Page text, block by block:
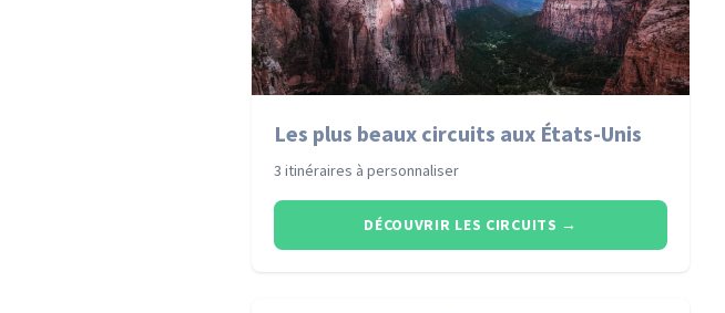
Les plus beaux circuits aux États-Unis
3 itinéraires à personnaliser
DÉCOUVRIR LES CIRCUITS →